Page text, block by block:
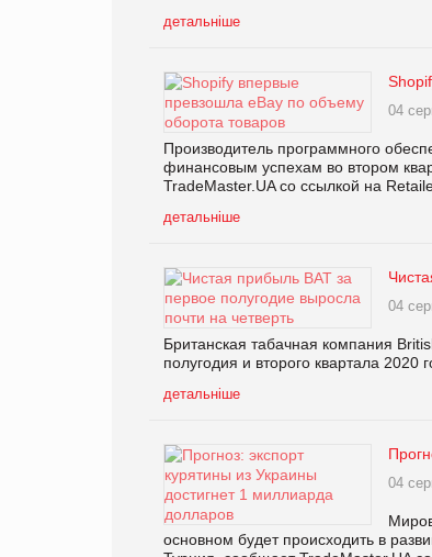
детальніше
04
Производитель программного
финансовым успехам во втором
TradeMaster.UA со ссылкой на
детальніше
04
Британская табачная компания
полугодия и второго квартала
детальніше
04
основном будет происходить в